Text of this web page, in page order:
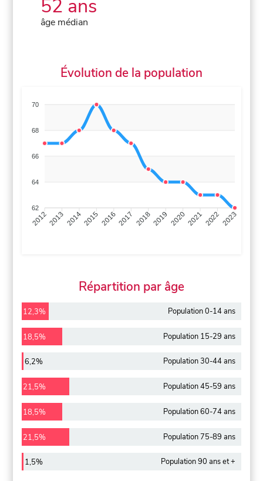
52 ans
âge médian
Évolution de la population
70
68
66
64
62
20122013 20142015 20162017 20182019 20202021 2022 2023
Répartition par âge
12,3% Population 0-14 ans
18,5% Population 15-29 ans
6,2% Population 30-44 ans
21,5% Population 45-59 ans
18,5% Population 60-74 ans
21,5% Population 75-89 ans
1,5% Population 90 ans et +